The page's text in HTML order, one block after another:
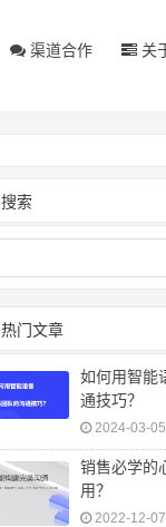
渠道合作 关
搜索
热门文章
如何用智能
通技巧？
2024-03-05
销售必学的
用？
2022-12-07